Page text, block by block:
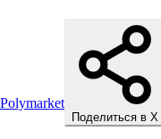
Polymarket
Поделиться в X